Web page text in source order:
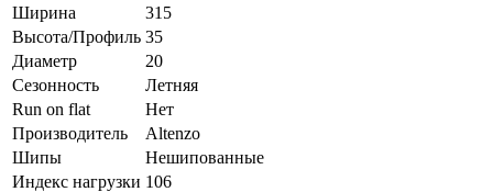
Ширина
315
Высота/Профиль 35
Диаметр
20
Сезонность
Летняя
Run on flat
Нет
Производитель
Altenzo
Шипы
Нешипованные
Индекс нагрузки 106